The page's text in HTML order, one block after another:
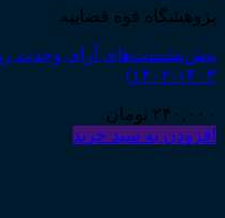
پژوهشگاه قوه قضاییه
پیش‌نشست‌های آرای وحدت
۱۴۰۳-۱۴۰۲)
۲۴۰,۰۰۰ تومان
افزودن به سبد خرید